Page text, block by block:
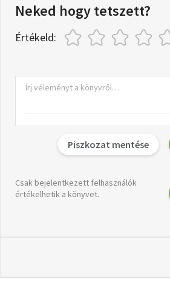
Neked hogy tetszett?
Értékeld:
Piszkozat mentése
Csak bejelentkezett felhasználók
értékelhetik a könyvet.